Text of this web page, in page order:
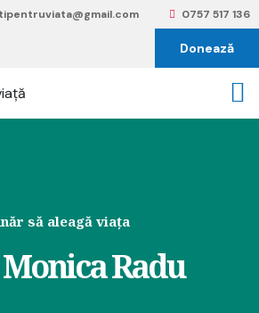
0757 517 136
Donează
să aleagă viața
Monica Radu